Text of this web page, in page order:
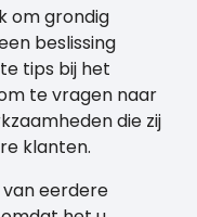
om grondig
beslissing
tips bij het
te vragen naar
die zij
klanten.
eerdere